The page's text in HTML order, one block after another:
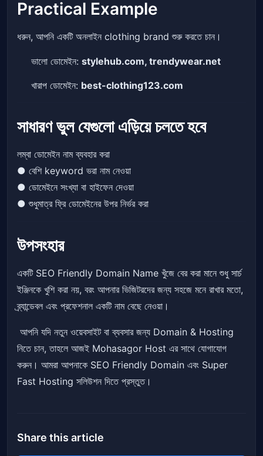
Practical Example
ধরুন, আপনি একটি অনলাইন clothing brand শুরু করতে চান।
ভালো ডোমেইন: stylehub.com, trendywear.net
খারাপ ডোমেইন: best-clothing123.com
সাধারণ ভুল যেগুলো এড়িয়ে চলতে হবে
লম্বা ডোমেইন নাম ব্যবহার করা
● বেশি keyword ভরা নাম নেওয়া
● ডোমেইনে সংখ্যা বা হাইফেন দেওয়া
● শুধুমাত্র ফ্রি ডোমেইনের উপর নির্ভর করা
উপসংহার
একটি SEO Friendly Domain Name খুঁজে বের করা মানে শুধু সার্চ
ইঞ্জিনকে খুশি করা নয়, বরং আপনার ভিজিটরদের জন্য সহজে মনে রাখার মতো,
ব্র্যান্ডেবল এবং প্রফেশনাল একটি নাম বেছে নেওয়া।
আপনি যদি নতুন ওয়েবসাইট বা ব্যবসার জন্য Domain & Hosting
নিতে চান, তাহলে আজই Mohasagor Host এর সাথে যোগাযোগ
করুন। আমরা আপনাকে SEO Friendly Domain এবং Super
Fast Hosting সলিউশন দিতে প্রস্তুত।
Share this article